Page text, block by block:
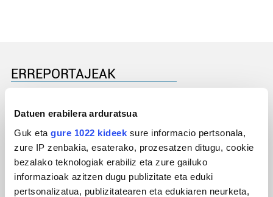
Datuen erabilera arduratsua
Guk eta gure 1022 kideek sure informacio pertsonala,
zure IP zenbakia, esaterako, prozesatzen ditugu, cookie
bezalako teknologiak erabiliz eta zure gailuko
informazioak azitzen dugu publizitate eta eduki
pertsonalizatua, publizitatearen eta edukiaren neurketa,
ERREPORTAJEAK